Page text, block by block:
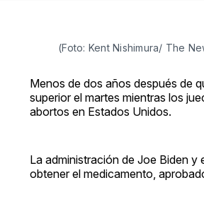
(Foto: Kent Nishimura/ The
Menos de dos años después de
superior el martes mientras los
abortos en Estados Unidos.
La administración de Joe Biden
obtener el medicamento,